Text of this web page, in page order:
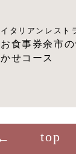
イタリアンレスト
お食事券余市
かせコース
top